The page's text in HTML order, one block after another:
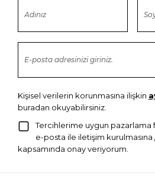
Kişisel verilerin korunmasına ilişkin
buradan okuyabilirsiniz.
Tercihlerime uygun pazarlama
e-posta ile iletişim kurulmasına
kapsamında onay veriyorum.